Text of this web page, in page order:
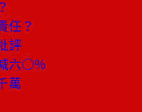
任？
評
六○％
萬